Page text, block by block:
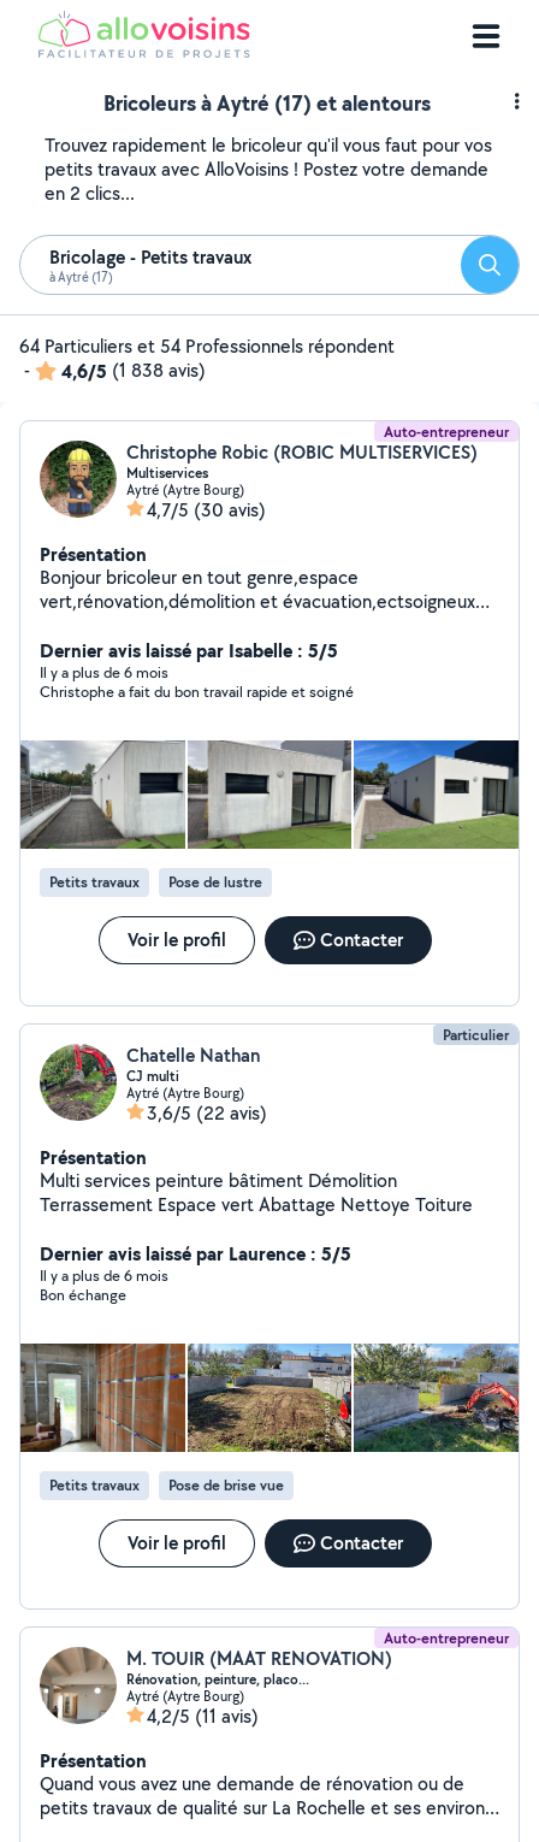
Bricoleurs à Aytré (17) et alentours
Trouvez rapidement le bricoleur qu'il vous faut pour vos
petits travaux avec AlloVoisins ! Postez votre demande
en 2 clics...
Bricolage - Petits travaux
à Aytré (17)
64 Particuliers et 54 Professionnels répondent
-
4,6/5 (1 838 avis)
Auto-entrepreneur
Christophe Robic (ROBIC MULTISERVICES)
Multiservices
Aytré (Aytre Bourg)
4,7/5 (30 avis)
Présentation
Bonjour bricoleur en tout genre,espace
vert,rénovation,démolition et évacuation,ectsoigneux
Dernier avis laissé par Isabelle : 5/5
Il y a plus de 6 mois
Christophe a fait du bon travail rapide et soigné
Petits travaux Pose de lustre
Voir le profil Contacter
Particulier
Chatelle Nathan
CJ multi
Aytré (Aytre Bourg)
3,6/5 (22 avis)
Présentation
Multi services peinture bâtiment Démolition
Terrassement Espace vert Abattage Nettoye Toiture
Dernier avis laissé par Laurence : 5/5
Il y a plus de 6 mois
Bon échange
Petits travaux Pose de brise vue
Voir le profil Contacter
Auto-entrepreneur
M. TOUIR (MAAT RENOVATION)
Rénovation, peinture, placo...
Aytré (Aytre Bourg)
4,2/5 (11 avis)
Présentation
Quand vous avez une demande de rénovation ou de
petits travaux de qualité sur La Rochelle et ses environs,